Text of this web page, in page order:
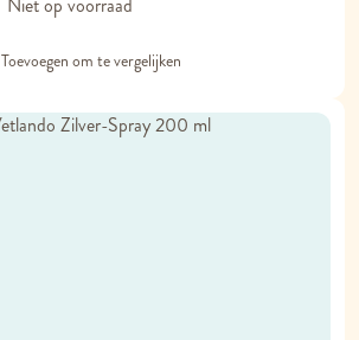
Niet op voorraad
Toevoegen om te vergelijken